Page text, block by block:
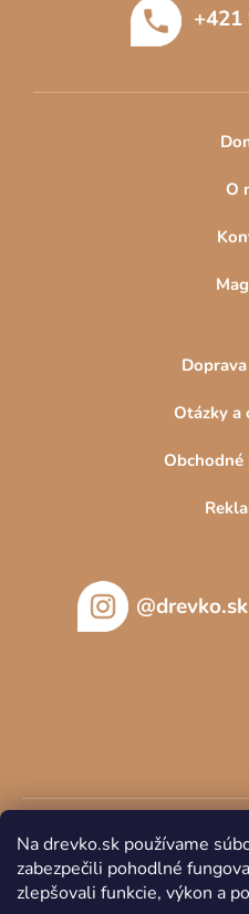
Na drevko.sk používame
zabezpečili pohodlné
zlepšovali funkcie, výkon a
+421
O
Otázky a
@drevko.sk